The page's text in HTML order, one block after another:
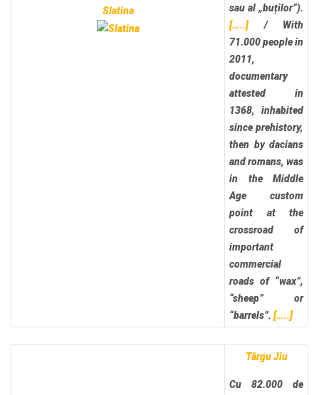
Slatina
sau al „buților”).
[…..] / With
71.000 people in
2011,
documentary
attested in
1368, inhabited
since prehistory,
then by dacians
and romans, was
in the Middle
Age custom
point at the
crossroad of
important
commercial
roads of “wax”,
“sheep” or
“barrels”. […..]
Târgu Jiu
Cu 82.000 de